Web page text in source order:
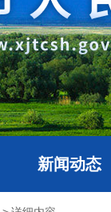
新闻动态